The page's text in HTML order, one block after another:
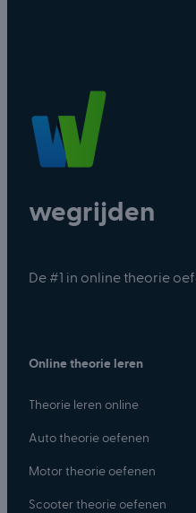
wegrijden
De #1 in online theorie
Online theorie leren
Theorie leren online
Auto theorie oefenen
Motor theorie oefenen
Scooter theorie oefenen